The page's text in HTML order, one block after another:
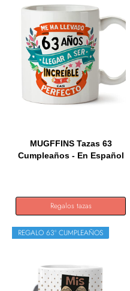
MUGFFINS Tazas 63
Cumpleaños - En Español
Regalos tazas
REGALO 63º CUMPLEAÑOS